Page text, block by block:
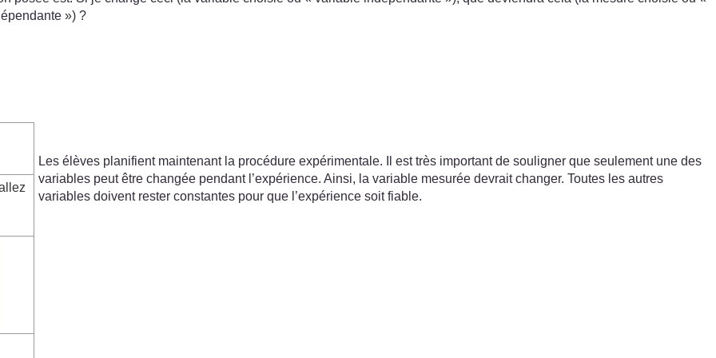
») ?
Les élèves planifient maintenant la procédure expérimentale. Il est très important de souligner que seulement une des
variables peut être changée pendant l’expérience. Ainsi, la variable mesurée devrait changer. Toutes les autres
variables doivent rester constantes pour que l’expérience soit fiable.